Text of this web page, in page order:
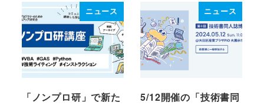
ニュース
「ノンプロ研」で新た
ニュース
5/12開催の「技術書同